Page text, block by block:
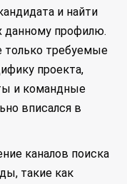
и найти
данному профилю.
только требуемые
проекта,
и командные
вписался в
каналов поиска
такие как